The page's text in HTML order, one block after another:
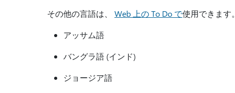
その他の言語は、 Web 上の To Do で使用できます。
アッサム語
バングラ語 (インド)
ジョージア語